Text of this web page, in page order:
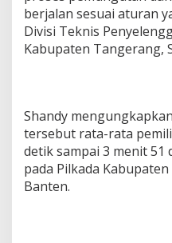
D
e
t
m
p
a
berjalan sesuai aturan
Divisi Teknis
Kabupaten Tangerang,
Shandy
tersebut rata-rata
detik sampai 3 menit
pada Pilkada
Banten.